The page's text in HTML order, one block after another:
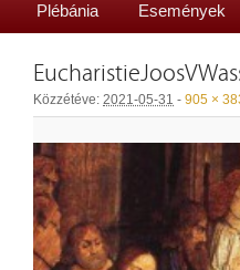
Plébánia Események
Közzétéve: 2021-05-31 - 905 ×